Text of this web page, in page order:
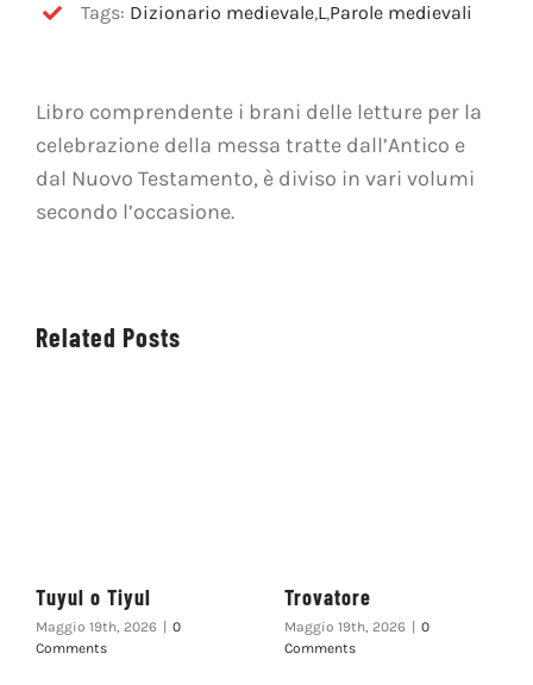
Tags: Dizionario medievale,L,Parole medievali
Libro comprendente i brani delle letture per la
celebrazione della messa tratte dall’Antico e
dal Nuovo Testamento, è diviso in vari volumi
secondo l’occasione.
Related Posts
Tuyul o Tiyul
Maggio 19th, 2026
0
Comments
Trovatore
Maggio 19th, 2026
0
Comments